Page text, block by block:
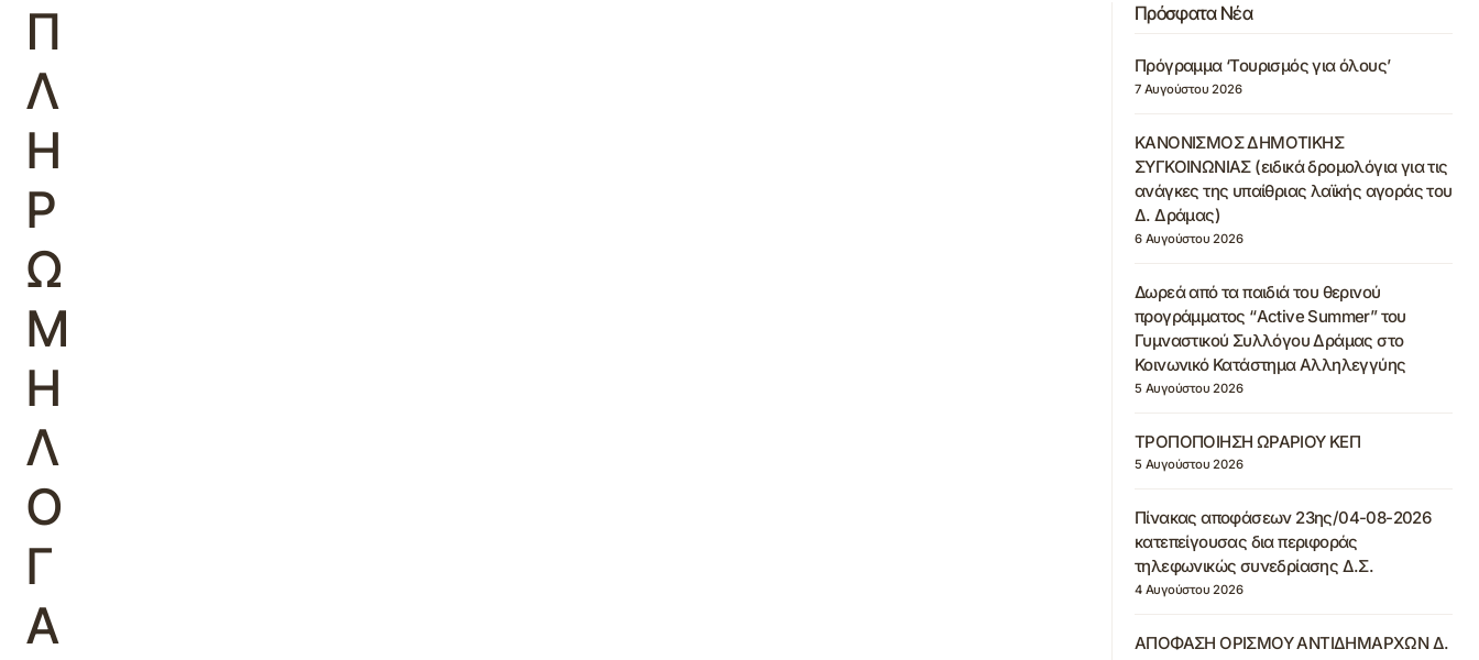
Π
Λ
Η
Ρ
Ω
Μ
Η
Λ
Ο
Γ
Α
Πρόσφατα Νέα
Πρόγραμμα ‘Τουρισμός για όλους’
7 Αυγούστου 2026
ΚΑΝΟΝΙΣΜΟΣ ΔΗΜΟΤΙΚΗΣ
ΣΥΓΚΟΙΝΩΝΙΑΣ (ειδικά δρομολόγια για τις
ανάγκες της υπαίθριας λαϊκής αγοράς του
Δ. Δράμας)
6 Αυγούστου 2026
Δωρεά από τα παιδιά του θερινού
προγράμματος “Active Summer” του
Γυμναστικού Συλλόγου Δράμας στο
Κοινωνικό Κατάστημα Αλληλεγγύης
5 Αυγούστου 2026
ΤΡΟΠΟΠΟΙΗΣΗ ΩΡΑΡΙΟΥ ΚΕΠ
5 Αυγούστου 2026
Πίνακας αποφάσεων 23ης/04-08-2026
κατεπείγουσας δια περιφοράς
τηλεφωνικώς συνεδρίασης Δ.Σ.
4 Αυγούστου 2026
ΑΠΟΦΑΣΗ ΟΡΙΣΜΟΥ ΑΝΤΙΔΗΜΑΡΧΩΝ Δ.